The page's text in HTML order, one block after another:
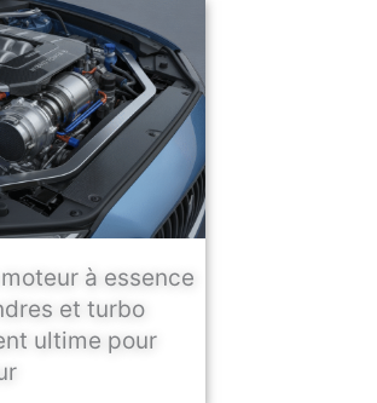
à essence
et turbo
ultime pour